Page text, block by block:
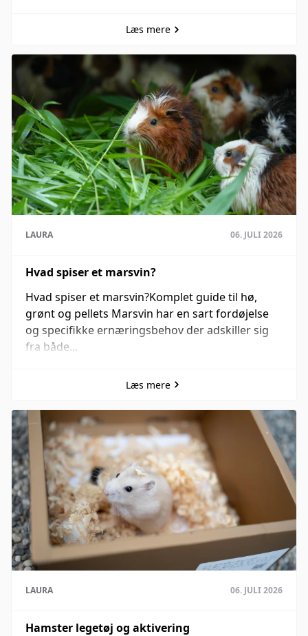
Læs mere
LAURA 06. JULI 2026
Hvad spiser et marsvin?
Hvad spiser et marsvin?Komplet guide til hø,
grønt og pellets Marsvin har en sart fordøjelse
og specifikke ernæringsbehov der adskiller sig
fra både...
Læs mere
LAURA 06. JULI 2026
Hamster legetøj og aktivering